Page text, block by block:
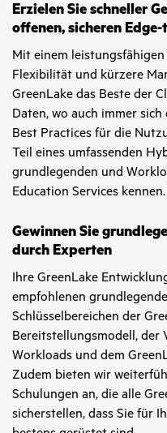
Erzielen Sie schneller
offenen, sicheren
Mit einem
Flexibilität und kürzere
GreenLake das Beste der
Daten, wo auch immer
Best Practices für die
Teil eines umfassenden
grundlegenden und
Education Services kennen.
Gewinnen Sie
durch Experten
Ihre GreenLake
empfohlenen
Schlüsselbereichen der
Bereitstellungsmodell, der
Workloads und dem
Zudem bieten wir
Schulungen an, die alle
sicherstellen, dass Sie für